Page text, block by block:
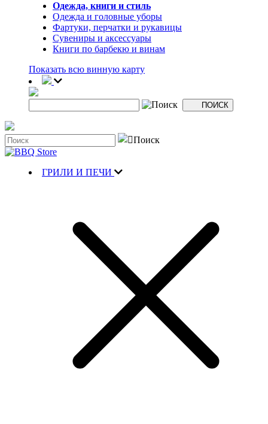
Одежда, книги и стиль
Одежда и головные уборы
Фартуки, перчатки и рукавицы
Сувениры и аксессуары
Книги по барбекю и винам
Показать всю винную карту
ГРИЛИ И ПЕЧИ